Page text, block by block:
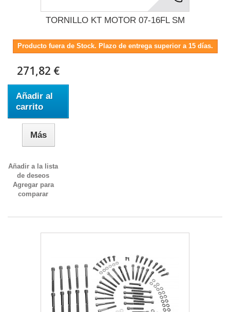
TORNILLO KT MOTOR 07-16FL SM
Producto fuera de Stock. Plazo de entrega superior a 15 días.
271,82 €
Añadir al
carrito
Más
Añadir a la lista
de deseos
Agregar para
comparar